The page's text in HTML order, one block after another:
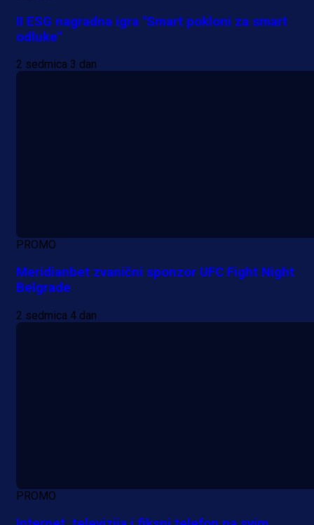
II ESG nagradna igra "Smart pokloni za smart
odluke"
2 sedmica 3 dan
PROMO
Meridianbet zvanični sponzor UFC Fight Night
Belgrade
2 sedmica 4 dan
PROMO